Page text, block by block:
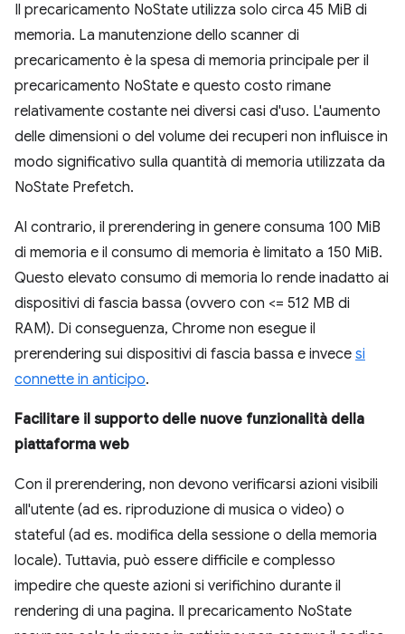
Il precaricamento NoState utilizza solo circa 45 MiB di
memoria. La manutenzione dello scanner di
precaricamento è la spesa di memoria principale per il
precaricamento NoState e questo costo rimane
relativamente costante nei diversi casi d'uso. L'aumento
delle dimensioni o del volume dei recuperi non influisce in
modo significativo sulla quantità di memoria utilizzata da
NoState Prefetch.
Al contrario, il prerendering in genere consuma 100 MiB
di memoria e il consumo di memoria è limitato a 150 MiB.
Questo elevato consumo di memoria lo rende inadatto ai
dispositivi di fascia bassa (ovvero con <= 512 MB di
RAM). Di conseguenza, Chrome non esegue il
prerendering sui dispositivi di fascia bassa e invece si
connette in anticipo.
Facilitare il supporto delle nuove funzionalità della
piattaforma web
Con il prerendering, non devono verificarsi azioni visibili
all'utente (ad es. riproduzione di musica o video) o
stateful (ad es. modifica della sessione o della memoria
locale). Tuttavia, può essere difficile e complesso
impedire che queste azioni si verifichino durante il
rendering di una pagina. Il precaricamento NoState